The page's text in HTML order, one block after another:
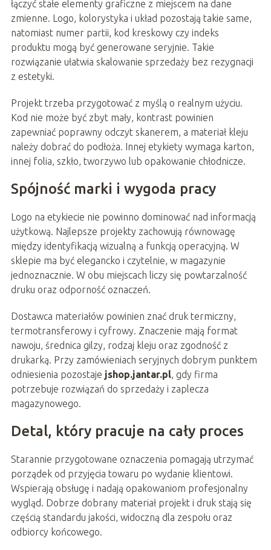
łączyć stałe elementy graficzne z miejscem na dane
zmienne. Logo, kolorystyka i układ pozostają takie same,
natomiast numer partii, kod kreskowy czy indeks
produktu mogą być generowane seryjnie. Takie
rozwiązanie ułatwia skalowanie sprzedaży bez rezygnacji
z estetyki.
Projekt trzeba przygotować z myślą o realnym użyciu.
Kod nie może być zbyt mały, kontrast powinien
zapewniać poprawny odczyt skanerem, a materiał kleju
należy dobrać do podłoża. Innej etykiety wymaga karton,
innej folia, szkło, tworzywo lub opakowanie chłodnicze.
Spójność marki i wygoda pracy
Logo na etykiecie nie powinno dominować nad informacją
użytkową. Najlepsze projekty zachowują równowagę
między identyfikacją wizualną a funkcją operacyjną. W
sklepie ma być elegancko i czytelnie, w magazynie
jednoznacznie. W obu miejscach liczy się powtarzalność
druku oraz odporność oznaczeń.
Dostawca materiałów powinien znać druk termiczny,
termotransferowy i cyfrowy. Znaczenie mają format
nawoju, średnica gilzy, rodzaj kleju oraz zgodność z
drukarką. Przy zamówieniach seryjnych dobrym punktem
odniesienia pozostaje jshop.jantar.pl , gdy firma
potrzebuje rozwiązań do sprzedaży i zaplecza
magazynowego.
Detal, który pracuje na cały proces
Starannie przygotowane oznaczenia pomagają utrzymać
porządek od przyjęcia towaru po wydanie klientowi.
Wspierają obsługę i nadają opakowaniom profesjonalny
wygląd. Dobrze dobrany materiał projekt i druk stają się
częścią standardu jakości, widoczną dla zespołu oraz
odbiorcy końcowego.